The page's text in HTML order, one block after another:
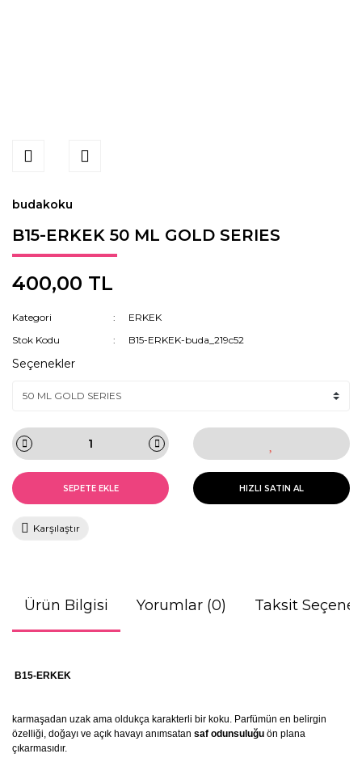
budakoku
B15-ERKEK 50 ML GOLD SERIES
400,00 TL
Kategori
ERKEK
Stok Kodu
B15-ERKEK-buda_219c52
Seçenekler
SEPETE EKLE HIZLI SATIN AL
Karşılaştır
Ürün Bilgisi Yorumlar (0) Taksit
B15-ERKEK
karmaşadan uzak ama oldukça karakterli bir koku. Parfümün en belirgin
özelliği, doğayı ve açık havayı anımsatan saf odunsuluğu ön plana
çıkarmasıdır.